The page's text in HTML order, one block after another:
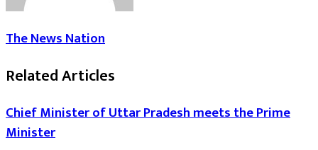
The News Nation
Related Articles
Chief Minister of Uttar Pradesh meets the Prime
Minister